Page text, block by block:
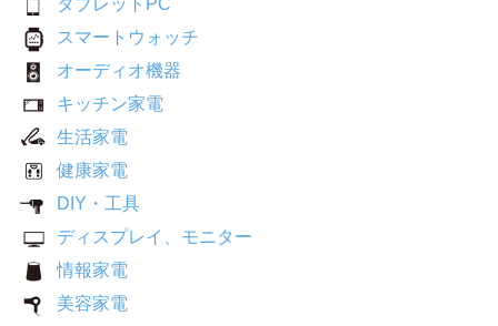
タブレットPC
スマートウォッチ
オーディオ機器
キッチン家電
生活家電
健康家電
DIY・工具
ディスプレイ、モニター
情報家電
美容家電